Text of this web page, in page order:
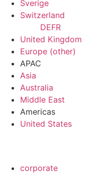
Sverige
Switzerland
DEFR
United Kingdom
Europe (other)
APAC
Asia
Australia
Middle East
Americas
United States
corporate